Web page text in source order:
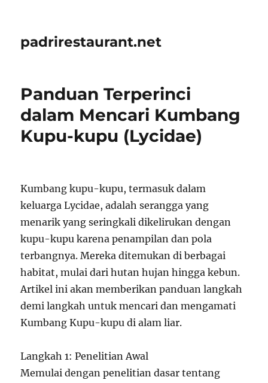
padrirestaurant.net
Panduan Terperinci
dalam Mencari Kumbang
Kupu-kupu (Lycidae)
Kumbang kupu-kupu, termasuk dalam
keluarga Lycidae, adalah serangga yang
menarik yang seringkali dikelirukan dengan
kupu-kupu karena penampilan dan pola
terbangnya. Mereka ditemukan di berbagai
habitat, mulai dari hutan hujan hingga kebun.
Artikel ini akan memberikan panduan langkah
demi langkah untuk mencari dan mengamati
Kumbang Kupu-kupu di alam liar.
Langkah 1: Penelitian Awal
Memulai dengan penelitian dasar tentang